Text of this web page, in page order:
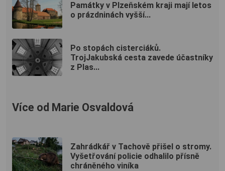
Památky v Plzeňském kraji mají letos
o prázdninách vyšší...
Po stopách cisterciáků.
TrojJakubská cesta zavede účastníky
z Plas...
Více od Marie Osvaldová
Zahrádkář v Tachově přišel o stromy.
Vyšetřování policie odhalilo přísně
chráněného viníka